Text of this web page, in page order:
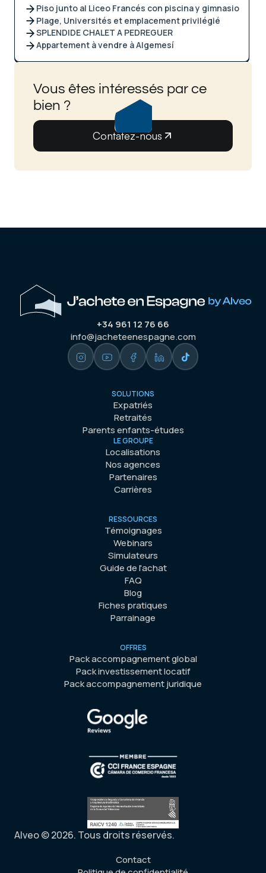
Piso junto al Liceo Francés con piscina y gimnasio
Plage, Universités et emplacement privilégié
SPLENDIDE CHALET A PEDREGUER
Appartement à vendre à Algemesí
Vous êtes intéressés par ce
bien ?
Contatez-nous
+34 961 12 76 66
info@jacheteenespagne.com
SOLUTIONS
Expatriés
Retraités
Parents enfants-études
LE GROUPE
Localisations
Nos agences
Partenaires
Carrières
RESSOURCES
Témoignages
Webinars
Simulateurs
Guide de l'achat
FAQ
Blog
Fiches pratiques
Parrainage
OFFRES
Pack accompagnement global
Pack investissement locatif
Pack accompagnement juridique
Alveo © 2026. Tous droits réservés.
Contact